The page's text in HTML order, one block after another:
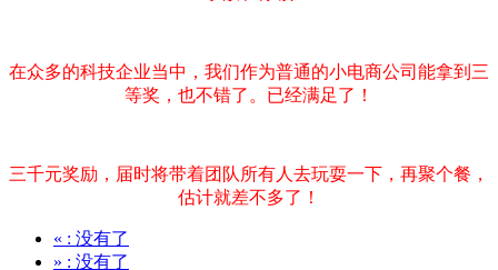
在众多的科技企业当中，我们作为普通的小电商公司能拿到三
等奖，也不错了。已经满足了！
三千元奖励，届时将带着团队所有人去玩耍一下，再聚个餐，
估计就差不多了！
« : 没有了
» : 没有了